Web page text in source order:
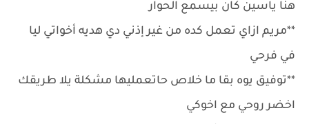
هنا ياسين كان بيسمع الحوار
**مريم ازاي تعمل كده من غير إذني دي هديه أخواتي ليا
في فرحي
**توفيق يوه بقا ما خلاص حاتعمليها مشكلة يلا طريقك
اخضر روحي مع اخوكي